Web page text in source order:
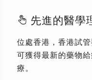
先進的醫學
位處香港，香港試
可獲得最新的藥物
療。